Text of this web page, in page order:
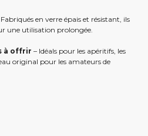
Fabriqués en verre épais et résistant, ils
une utilisation prolongée.
à offrir – Idéals pour les apéritifs, les
original pour les amateurs de